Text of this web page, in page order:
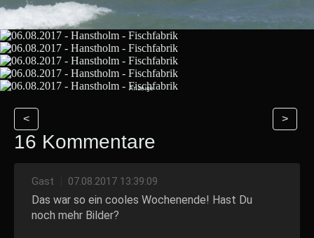
< >
16 Kommentare
Gast 07.08.2017 13:39:09
Das war so ein cooles Wochenende! Hast Du
noch mehr Bilder?